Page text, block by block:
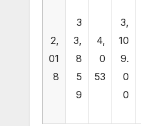
2,
01
8
3
3,
8
5
9
4,
0
53
3,
10
9.
0
0